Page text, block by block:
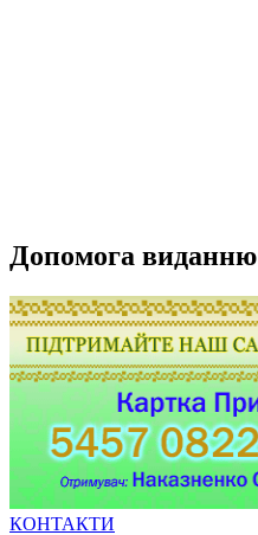
Допомога виданню
КОНТАКТИ